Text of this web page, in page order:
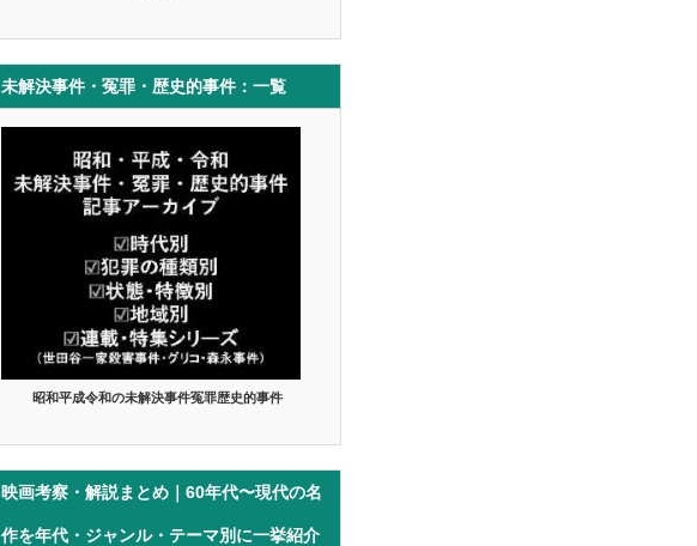
未解決事件・冤罪・歴史的事件：一覧
昭和平成令和の未解決事件冤罪歴史的事件
映画考察・解説まとめ｜60年代〜現代の名
作を年代・ジャンル・テーマ別に一挙紹介